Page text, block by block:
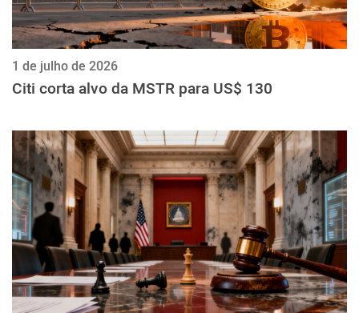
1 de julho de 2026
Citi corta alvo da MSTR para US$ 130